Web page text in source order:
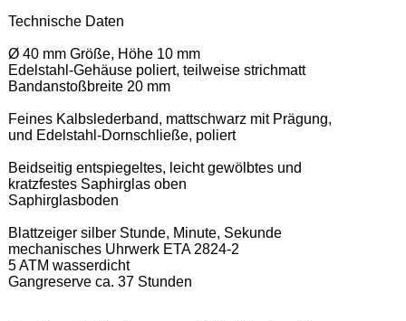
Technische Daten
Ø 40 mm Größe, Höhe 10 mm
Edelstahl-Gehäuse poliert, teilweise strichmatt
Bandanstoßbreite 20 mm
Feines Kalbslederband, mattschwarz mit Prägung,
und Edelstahl-Dornschließe, poliert
Beidseitig entspiegeltes, leicht gewölbtes und
kratzfestes Saphirglas oben
Saphirglasboden
Blattzeiger silber Stunde, Minute, Sekunde
mechanisches Uhrwerk ETA 2824-2
5 ATM wasserdicht
Gangreserve ca. 37 Stunden